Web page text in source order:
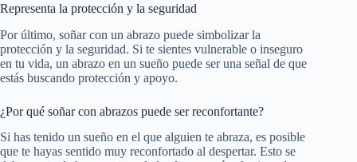
Representa la protección y la seguridad
Por último, soñar con un abrazo puede simbolizar la
protección y la seguridad. Si te sientes vulnerable o inseguro
en tu vida, un abrazo en un sueño puede ser una señal de que
estás buscando protección y apoyo.
¿Por qué soñar con abrazos puede ser reconfortante?
Si has tenido un sueño en el que alguien te abraza, es posible
que te hayas sentido muy reconfortado al despertar. Esto se